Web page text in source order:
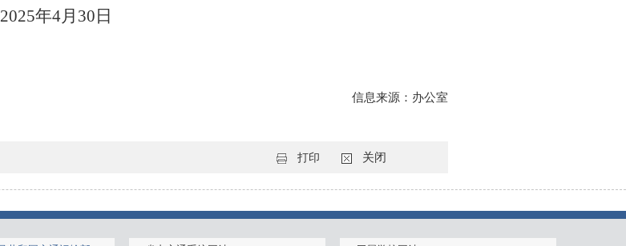
2025年4月30日
信息来源：办公室
打印 关闭